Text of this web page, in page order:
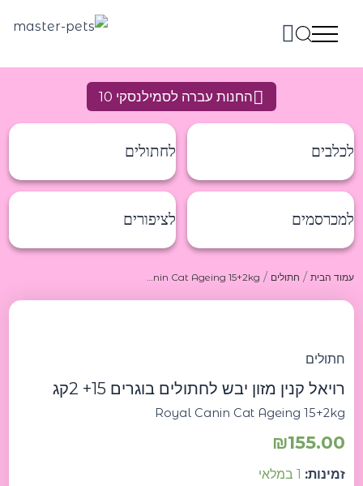
לתוכן
החנות עברה לסמילנסקי 10
לכלבים לחתולים
למכרסמים לציפורים
עמוד הבית/ חתולים / Royal Canin Cat Ageing 15+2kg רויאל קנין מזון יבש לחתולים בוגרים 15+ 2קג
חתולים
רויאל קנין מזון יבש לחתולים בוגרים 15+ 2קג
Royal Canin Cat Ageing 15+2kg
₪155.00
זמינות: 1 במלאי
Ageing
15+2kg
רויאל